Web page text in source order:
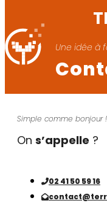
Une idée à
Simple comme bonjour !
On s’appelle ?
02 41 50 59 16